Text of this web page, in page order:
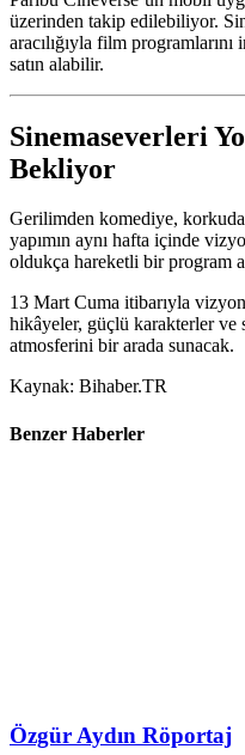
üzerinden takip edilebiliyor.
aracılığıyla film
satın alabilir.
Sinemaseverleri
Bekliyor
Gerilimden komediye,
yapımın aynı hafta içinde
oldukça hareketli bir program
13 Mart Cuma itibarıyla
hikâyeler, güçlü karakterler ve
atmosferini bir arada sunacak.
Kaynak: Bihaber.TR
Benzer Haberler
Özgür Aydın Röportaj